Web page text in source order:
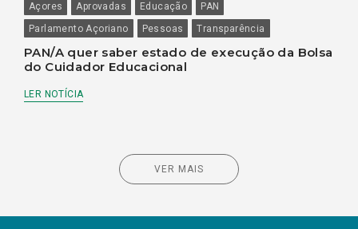
Açores Aprovadas Educação
PAN
Parlamento Açoriano
Pessoas Transparência
PAN/A quer saber estado de execução da Bolsa
do Cuidador Educacional
LER NOTÍCIA
VER MAIS